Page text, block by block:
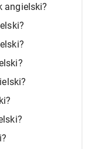
angielski?